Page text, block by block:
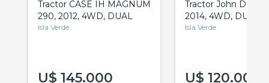
Tractor CASE IH MAGNUM
290, 2012, 4WD, DUAL
Isla Verde
U$ 145.000
Tractor John Deere
2014, 4WD, DUAL
Isla Verde
U$ 120.000